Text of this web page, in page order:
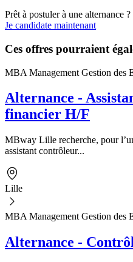
Prêt à postuler à une alternance ?
Je candidate maintenant
Ces offres pourraient
MBA Management Gestion des
Alternance -
financier H/F
MBway Lille recherche, pour
assistant contrôleur...
Lille
MBA Management Gestion des
Alternance -